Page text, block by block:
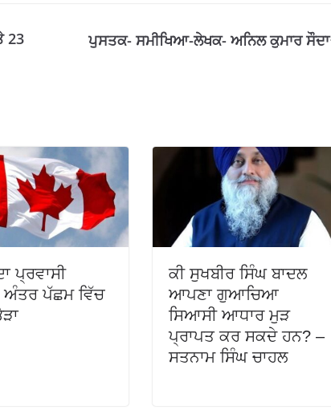
23
ਪੁਸਤਕ- ਸਮੀਖਿਆ-ਲੇਖਕ- ਅਨਿਲ ਕੁਮਾਰ ਸੌਦਾ
ਪ੍ਰਵਾਸੀ
ਅੰਤਰ ਪੱਛਮ ਵਿੱਚ
ਕੀ ਸੁਖਬੀਰ ਸਿੰਘ ਬਾਦਲ
ਆਪਣਾ ਗੁਆਚਿਆ
ਸਿਆਸੀ ਆਧਾਰ ਮੁੜ
ਪ੍ਰਾਪਤ ਕਰ ਸਕਦੇ ਹਨ? –
ਸਤਨਾਮ ਸਿੰਘ ਚਾਹਲ